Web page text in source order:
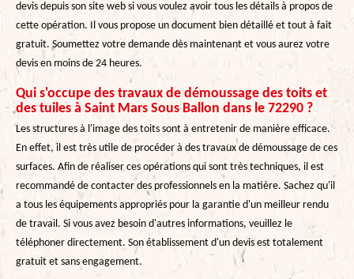
devis depuis son site web si vous voulez avoir tous les détails à propos de
cette opération. Il vous propose un document bien détaillé et tout à fait
gratuit. Soumettez votre demande dès maintenant et vous aurez votre
devis en moins de 24 heures.
Qui s'occupe des travaux de démoussage des toits et
des tuiles à Saint Mars Sous Ballon dans le 72290 ?
Les structures à l'image des toits sont à entretenir de manière efficace.
En effet, il est très utile de procéder à des travaux de démoussage de ces
surfaces. Afin de réaliser ces opérations qui sont très techniques, il est
recommandé de contacter des professionnels en la matière. Sachez qu'il
a tous les équipements appropriés pour la garantie d'un meilleur rendu
de travail. Si vous avez besoin d'autres informations, veuillez le
téléphoner directement. Son établissement d'un devis est totalement
gratuit et sans engagement.